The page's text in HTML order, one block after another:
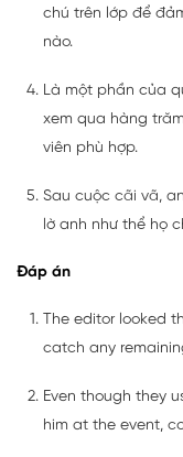
chú trên lớp để
nào.
Là một phần của
xem qua hàng
viên phù hợp.
Sau cuộc cãi vã,
lờ anh như thể họ
Đáp án
The editor looked
catch any
Even though they
him at the event,